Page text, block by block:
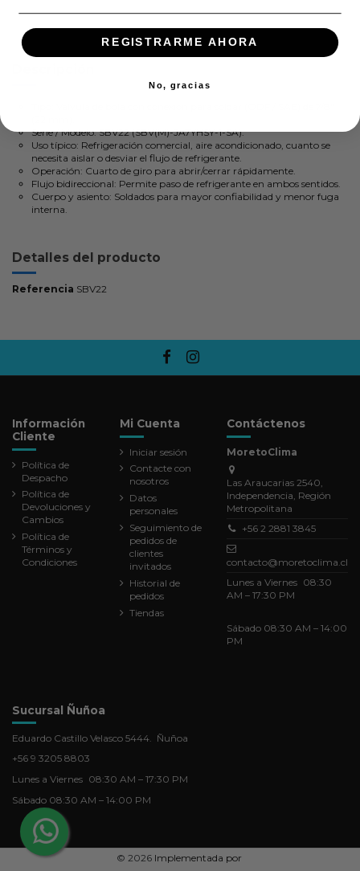
Serie / Modelo: SBV22 (SBV(M)-JA7YHSY-1-SA).
Uso típico: Refrigeración comercial, aire acondicionado, cuanto se
necesita aislar o desviar el flujo de refrigerante.
Operación: Cuarto de giro para abrir/cerrar rápidamente.
Flujo bidireccional: Permite paso de refrigerante en ambos sentidos.
Cuerpo y asiento: Soldados para mayor confiabilidad y menor fuga
interna.
Detalles del producto
Referencia SBV22
Información
Cliente
Política de
Despacho
Política de
Devoluciones y
Cambios
Política de
Términos y
Condiciones
Mi Cuenta
Iniciar sesión
Contacte con
nosotros
Datos
personales
Seguimiento de
pedidos de
clientes
invitados
Historial de
pedidos
Tiendas
Contáctenos
MoretoClima
Las Araucarias 2540,
Independencia, Región
Metropolitana
+56 2 2881 3845
contacto@moretoclima.cl
Lunes a Viernes 08:30
AM – 17:30 PM
Sábado 08:30 AM – 14:00
PM
Sucursal Ñuñoa
Eduardo Castillo Velasco 5444. Ñuñoa
+56 9 3205 8803
Lunes a Viernes 08:30 AM – 17:30 PM
Sábado 08:30 AM – 14:00 PM
© 2026 Implementada por
REGISTRARME AHORA
No, gracias